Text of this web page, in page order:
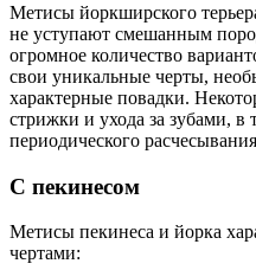
Метисы йоркширского
не уступают смешанным
огромное количество
свои уникальные черты,
характерные повадки.
стрижки и ухода за зубами, в
периодического
С пекинесом
Метисы пекинеса и йорка
чертами: